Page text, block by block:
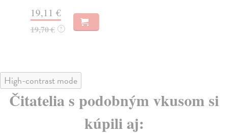
19,11 €
19,70 € ?
High-contrast mode
Čitatelia s podobným vkusom si
kúpili aj: